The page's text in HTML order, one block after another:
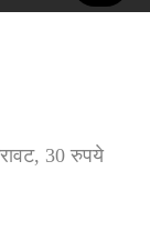
30 रुपये